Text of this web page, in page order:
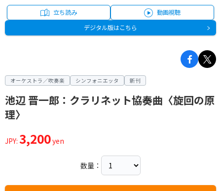
立ち読み
動画視聴
デジタル版はこちら
オーケストラ／吹奏楽 シンフォニエッタ 新刊
池辺 晋一郎：クラリネット協奏曲〈旋回の原
理〉
JPY: 3,200yen
数量：